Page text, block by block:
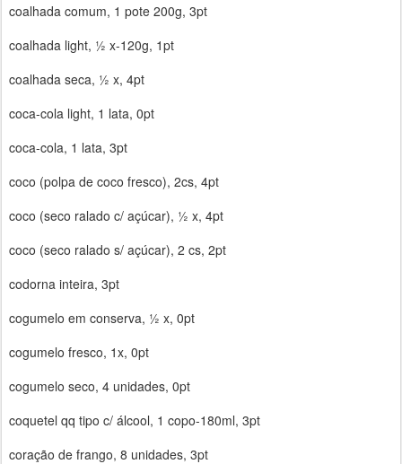
coalhada comum, 1 pote 200g, 3pt
coalhada light, ½ x-120g, 1pt
coalhada seca, ½ x, 4pt
coca-cola light, 1 lata, 0pt
coca-cola, 1 lata, 3pt
coco (polpa de coco fresco), 2cs, 4pt
coco (seco ralado c/ açúcar), ½ x, 4pt
coco (seco ralado s/ açúcar), 2 cs, 2pt
codorna inteira, 3pt
cogumelo em conserva, ½ x, 0pt
cogumelo fresco, 1x, 0pt
cogumelo seco, 4 unidades, 0pt
coquetel qq tipo c/ álcool, 1 copo-180ml, 3pt
coração de frango, 8 unidades, 3pt